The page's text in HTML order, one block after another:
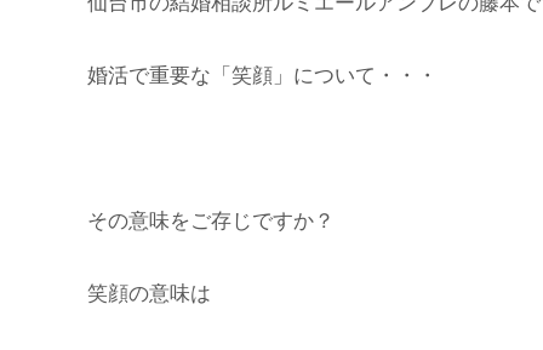
婚活で重要な「笑顔」について・・・
その意味をご存じですか？
笑顔の意味は